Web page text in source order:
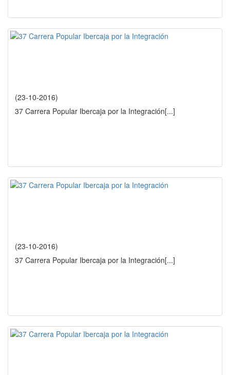
(23-10-2016)
37 Carrera Popular Ibercaja por la Integración[...]
(23-10-2016)
37 Carrera Popular Ibercaja por la Integración[...]